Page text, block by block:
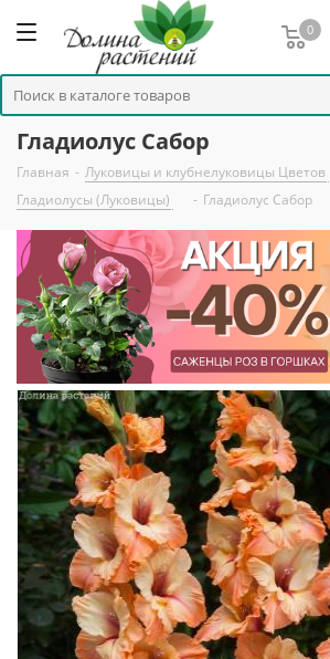
0
Гладиолус Сабор
Главная - Луковицы и клубнелуковицы Цветов
Гладиолусы (Луковицы)
- Гладиолус Сабор